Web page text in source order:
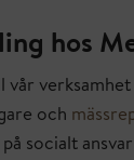
hos
vår verksamhet
och
socialt